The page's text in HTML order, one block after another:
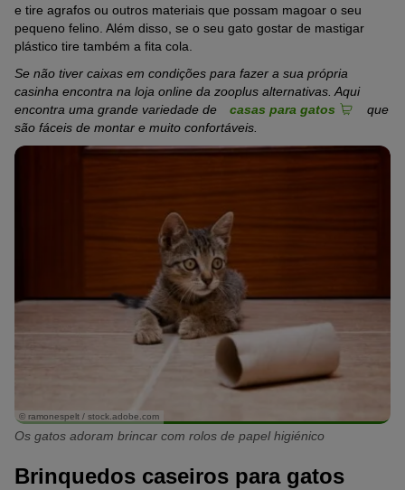
e tire agrafos ou outros materiais que possam magoar o seu
pequeno felino. Além disso, se o seu gato gostar de mastigar
plástico tire também a fita cola.
Se não tiver caixas em condições para fazer a sua própria
casinha encontra na loja online da zooplus alternativas. Aqui
encontra uma grande variedade de casas para gatos
que
são fáceis de montar e muito confortáveis.
© ramonespelt / stock.adobe.com
Os gatos adoram brincar com rolos de papel higiénico
Brinquedos caseiros para gatos